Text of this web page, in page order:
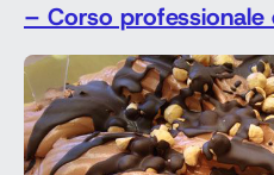
– Corso professionale